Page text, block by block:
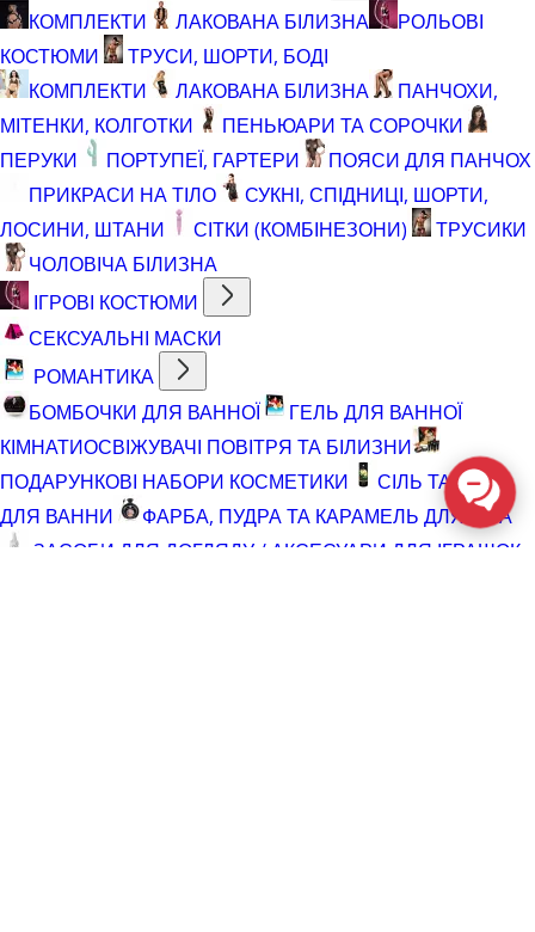
КОМПЛЕКТИ
ЛАКОВАНА БІЛИЗНА
РОЛЬОВІ
КОСТЮМИ
ТРУСИ, ШОРТИ, БОДІ
КОМПЛЕКТИ
ЛАКОВАНА БІЛИЗНА
ПАНЧОХИ,
МІТЕНКИ, КОЛГОТКИ
ПЕНЬЮАРИ ТА СОРОЧКИ
ПЕРУКИ
ПОРТУПЕЇ, ГАРТЕРИ
ПОЯСИ ДЛЯ ПАНЧОХ
ПРИКРАСИ НА ТІЛО
СУКНІ, СПІДНИЦІ, ШОРТИ,
ЛОСИНИ, ШТАНИ
СІТКИ (КОМБІНЕЗОНИ)
ТРУСИКИ
ЧОЛОВІЧА БІЛИЗНА
ІГРОВІ КОСТЮМИ
СЕКСУАЛЬНІ МАСКИ
РОМАНТИКА
БОМБОЧКИ ДЛЯ ВАННОЇ
ГЕЛЬ ДЛЯ ВАННОЇ
КІМНАТИОСВІЖУВАЧІ ПОВІТРЯ ТА БІЛИЗНИ
ПОДАРУНКОВІ НАБОРИ КОСМЕТИКИ
СІЛЬ ТА ПІНА
ДЛЯ ВАННИ
ФАРБА, ПУДРА ТА КАРАМЕЛЬ ДЛЯ ТІЛА
ЗАСОБИ ДЛЯ ДОГЛЯДУ / АКСЕСУАРИ ДЛЯ ІГРАШОК